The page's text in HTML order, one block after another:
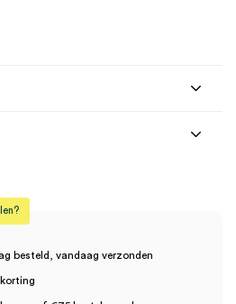
besteld, vandaag verzonden